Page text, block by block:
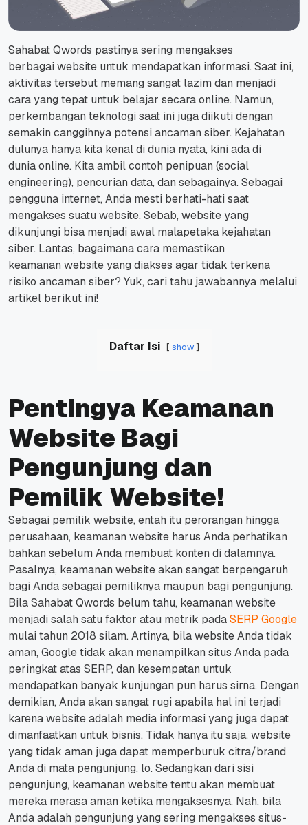
Sahabat Qwords pastinya sering mengakses
berbagai website untuk mendapatkan informasi. Saat ini,
aktivitas tersebut memang sangat lazim dan menjadi
cara yang tepat untuk belajar secaraonline. Namun,
perkembangan teknologi saat ini juga diikuti dengan
semakin canggihnya potensi ancaman siber. Kejahatan
dulunya hanya kita kenal di dunia nyata, kini ada di
duniaonline. Kita ambil contoh penipuan (social
engineering), pencurian data, dan sebagainya. Sebagai
pengguna internet, Anda mesti berhati-hati saat
mengakses suatu website. Sebab, website yang
dikunjungi bisa menjadi awal malapetaka kejahatan
siber. Lantas, bagaimana cara memastikan
keamanan website yang diakses agar tidak terkena
risiko ancaman siber? Yuk, cari tahu jawabannya melalui
artikel berikut ini!
Daftar Isi show
Pentingya Keamanan
Website Bagi
Pengunjung dan
Pemilik Website!
Sebagai pemilik website, entah itu perorangan hingga
perusahaan, keamanan website harus Anda perhatikan
bahkan sebelum Anda membuat konten di dalamnya.
Pasalnya, keamanan websiteakan sangat berpengaruh
bagi Anda sebagai pemiliknya maupun bagi pengunjung.
Bila Sahabat Qwords belum tahu, keamanan website
menjadi salah satu faktor atau metrik padaSERP Google
mulai tahun 2018 silam. Artinya, bilawebsiteAnda tidak
aman, Google tidak akan menampilkan situs Anda pada
peringkat atas SERP, dan kesempatan untuk
mendapatkan banyak kunjungan pun harus sirna. Dengan
demikian, Anda akan sangat rugi apabila hal ini terjadi
karenawebsiteadalah media informasi yang juga dapat
dimanfaatkan untuk bisnis. Tidak hanya itu saja, website
yang tidak aman juga dapat memperburuk citra/brand
Anda di mata pengunjung, lo. Sedangkan dari sisi
pengunjung, keamanan websitetentu akan membuat
mereka merasa aman ketika mengaksesnya. Nah, bila
Anda adalah pengunjung yang sering mengakses situs-